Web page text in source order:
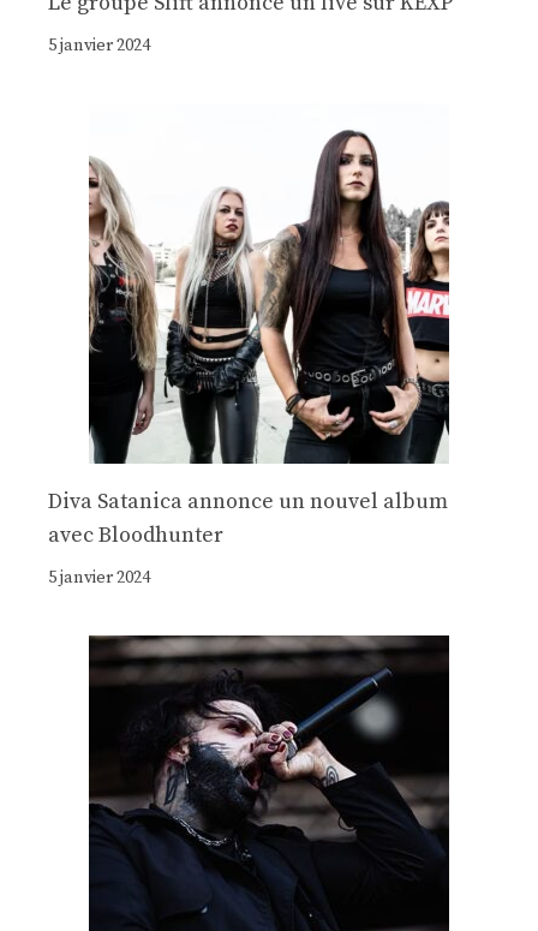
5 janvier 2024
Diva Satanica annonce un nouvel album
avec Bloodhunter
5 janvier 2024